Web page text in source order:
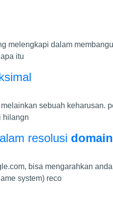
melengkapi dalam
itu
sebuah keharusan.
hilangn
resolusi domain
bisa mengarahkan
system) reco